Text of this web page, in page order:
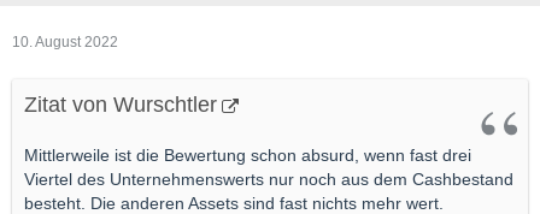
10. August 2022
Zitat von Wurschtler
Mittlerweile ist die Bewertung schon absurd, wenn fast drei
Viertel des Unternehmenswerts nur noch aus dem Cashbestand
besteht. Die anderen Assets sind fast nichts mehr wert.